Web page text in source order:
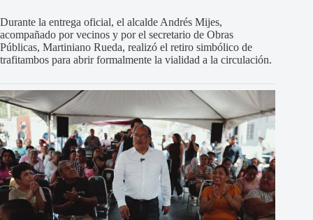
Durante la entrega oficial, el alcalde Andrés Mijes,
acompañado por vecinos y por el secretario de Obras
Públicas, Martiniano Rueda, realizó el retiro simbólico de
trafitambos para abrir formalmente la vialidad a la circulación.